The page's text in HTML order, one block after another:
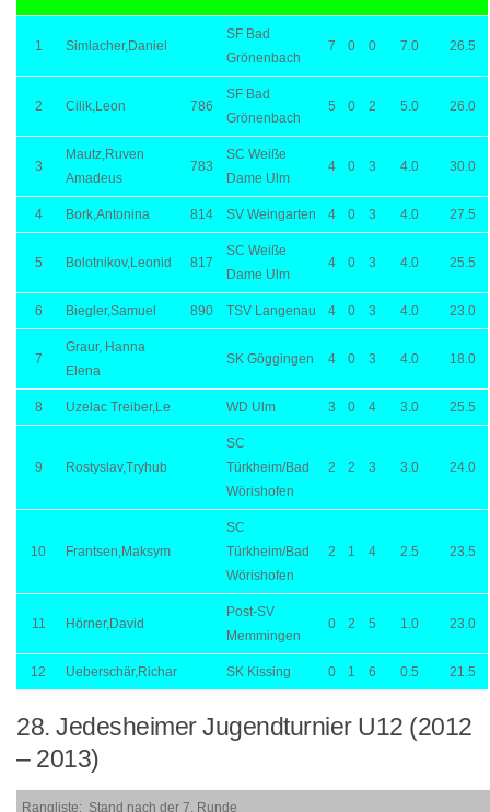
1 Simlacher,Daniel
SF Bad
Grönenbach
7 0 0 7.0 26.5
2 Cilik,Leon 786
SF Bad
Grönenbach
5 0 2 5.0 26.0
3
Mautz,Ruven
Amadeus
783
SC Weiße
Dame Ulm
4 0 3 4.0 30.0
4 Bork,Antonina 814 SV Weingarten 4 0 3 4.0 27.5
5 Bolotnikov,Leonid 817
SC Weiße
Dame Ulm
4 0 3 4.0 25.5
6 Biegler,Samuel 890 TSV Langenau 4 0 3 4.0 23.0
7
Graur, Hanna
Elena
SK Göggingen 4 0 3 4.0 18.0
8 Uzelac Treiber,Le WD Ulm 3 0 4 3.0 25.5
9 Rostyslav,Tryhub
SC
Türkheim/Bad
Wörishofen
2 2 3 3.0 24.0
10 Frantsen,Maksym
SC
Türkheim/Bad
Wörishofen
2 1 4 2.5 23.5
11 Hörner,David
Post-SV
Memmingen
0 2 5 1.0 23.0
12 Ueberschär,Richar SK Kissing 0 1 6 0.5 21.5
28. Jedesheimer Jugendturnier U12 (2012
– 2013)
Rangliste: Stand nach der 7. Runde